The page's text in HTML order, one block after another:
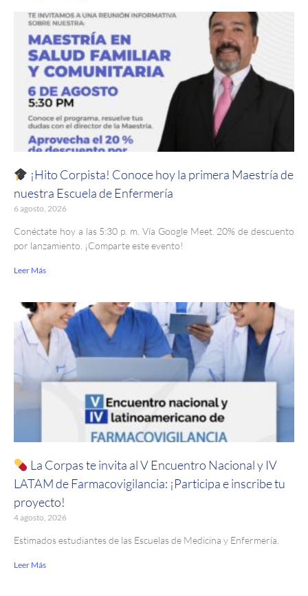
¡Hito Corpista! Conoce hoy la primera Maestría de
nuestra Escuela de Enfermería
6 agosto, 2026
Conéctate hoy a las 5:30 p. m. Vía Google Meet. 20% de descuento
por lanzamiento. ¡Comparte este evento!
Leer Más
La Corpas te invita al V Encuentro Nacional y IV
LATAM de Farmacovigilancia: ¡Participa e inscribe tu
proyecto!
4 agosto, 2026
Estimados estudiantes de las Escuelas de Medicina y Enfermería.
Leer Más